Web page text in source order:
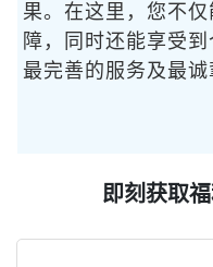
果。在这里，您不
障，同时还能享受
最完善的服务及最诚
即刻获取